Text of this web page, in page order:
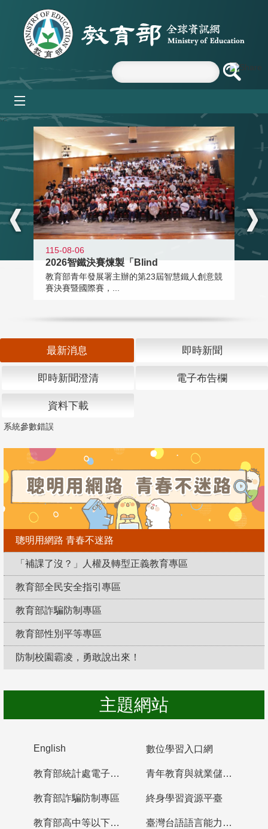
跳到主要內容區塊
:::
115-08-06
2026智鐵決賽煉製「Blind
教育部青年發展署主辦的第23屆智慧鐵人創意競
賽決賽暨國際賽，...
最新消息 即時新聞
即時新聞澄清 電子布告欄
資料下載
系統參數錯誤
聰明用網路 青春不迷路
「補課了沒？」人權及轉型正義教育專區
教育部全民安全指引專區
教育部詐騙防制專區
教育部性別平等專區
防制校園霸凌，勇敢說出來！
主題網站
English 數位學習入口網
教育部統計處電子書櫃 青年教育與就業儲蓄帳戶
教育部詐騙防制專區 終身學習資源平臺
教育部高中等以下學校及幼兒園教師資格檢定考試 臺灣台語語言能力認證網站